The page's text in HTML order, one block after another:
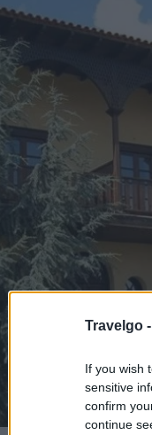
Travelgo -
If you wish
sensitive
confirm
continue